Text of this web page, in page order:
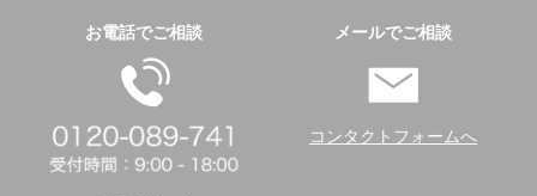
お電話でご相談 メールでご相談
コンタクトフォームへ